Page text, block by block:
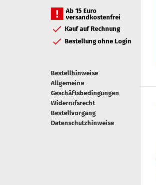
Ab 15 Euro
versandkostenfrei
Kauf auf Rechnung
Bestellung ohne Login
Bestellhinweise
Allgemeine
Geschäftsbedingungen
Widerrufsrecht
Bestellvorgang
Datenschutzhinweise